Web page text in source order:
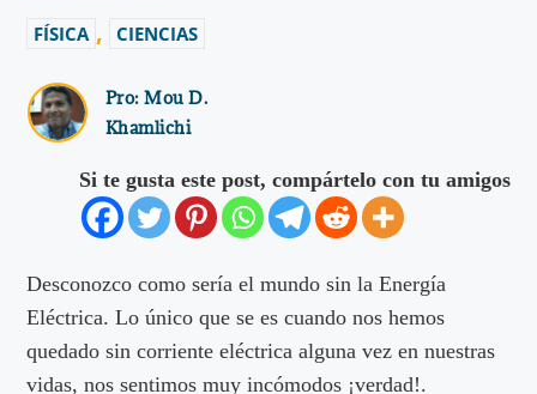
FÍSICA , CIENCIAS
Pro:Mou D.
Khamlichi
Si te gusta este post, compártelo con tu amigos
Desconozco como sería el mundo sin la Energía
Eléctrica. Lo único que se es cuando nos hemos
quedado sin corriente eléctrica alguna vez en nuestras
vidas, nos sentimos muy incómodos ¡verdad!.